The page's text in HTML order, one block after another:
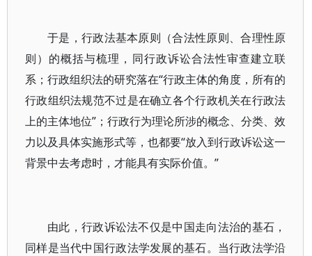
于是，行政法基本原则（合法性原则、合理性原
则）的概括与梳理，同行政诉讼合法性审查建立联
系；行政组织法的研究落在“行政主体的角度，所有的
行政组织法规范不过是在确立各个行政机关在行政法
上的主体地位”；行政行为理论所涉的概念、分类、效
力以及具体实施形式等，也都要“放入到行政诉讼这一
背景中去考虑时，才能具有实际价值。”
由此，行政诉讼法不仅是中国走向法治的基石，
同样是当代中国行政法学发展的基石。当行政法学沿